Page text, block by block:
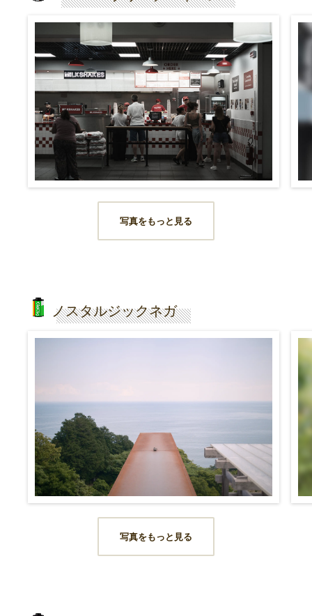
写真をもっと見る
ノスタルジックネガ
写真をもっと見る